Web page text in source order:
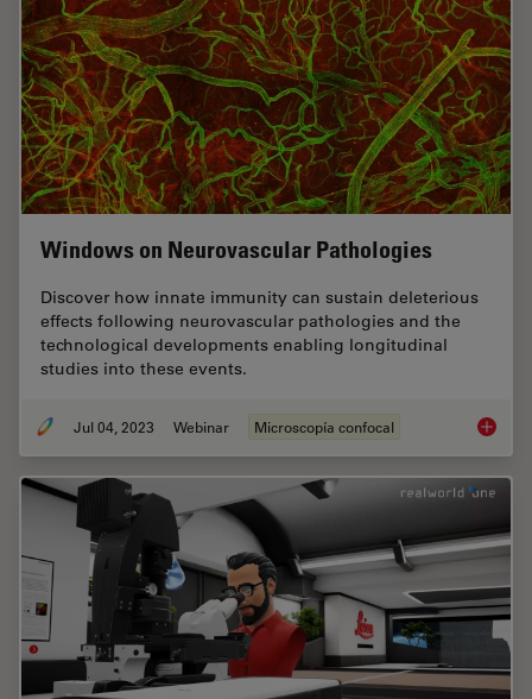
Windows on Neurovascular Pathologies
Discover how innate immunity can sustain deleterious
effects following neurovascular pathologies and the
technological developments enabling longitudinal
studies into these events.
Jul 04, 2023 Webinar Microscopía confocal